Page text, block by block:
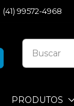
(41) 99572-4968
PRODUTOS